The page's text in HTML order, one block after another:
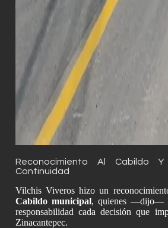
Reconocimiento Al Cabildo Y
Continuidad
Vilchis Viveros hizo un
Cabildo municipal, quienes —dijo—
responsabilidad cada decisión que
Zinacantepec.